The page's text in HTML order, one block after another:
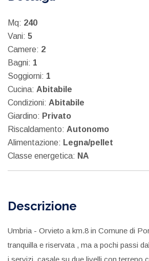
Mq: 240
Vani: 5
Camere: 2
Bagni: 1
Soggiorni: 1
Cucina: Abitabile
Condizioni: Abitabile
Giardino: Privato
Riscaldamento: Autonomo
Alimentazione: Legna/pellet
Classe energetica: NA
Descrizione
Umbria - Orvieto a km.8 in Comune di
tranquilla e riservata , ma a pochi passi
i servizi, casale su due livelli con terreno